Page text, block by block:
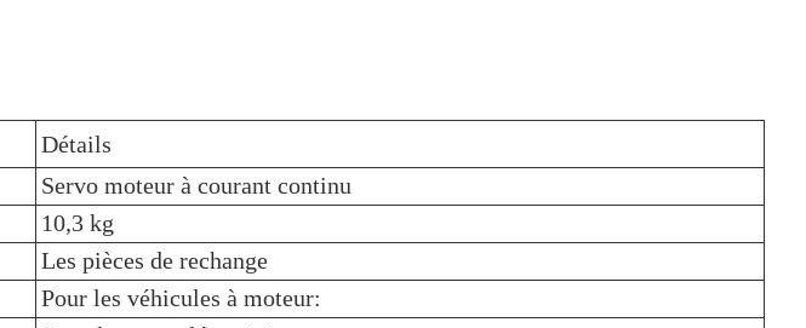
Détails
Servo moteur à courant continu
10,3 kg
Les pièces de rechange
Pour les véhicules à moteur: